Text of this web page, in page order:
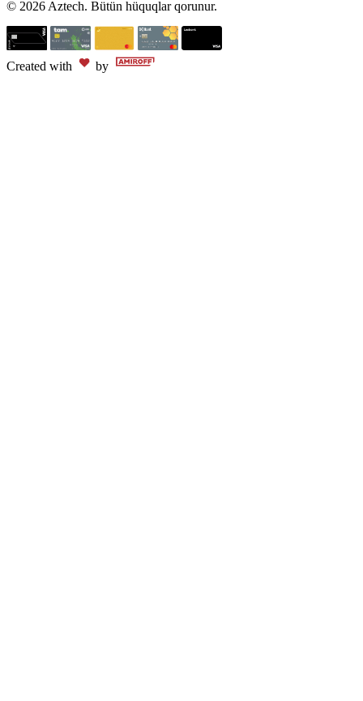
© 2026 Aztech. Bütün hüquqlar qorunur.
Created with by